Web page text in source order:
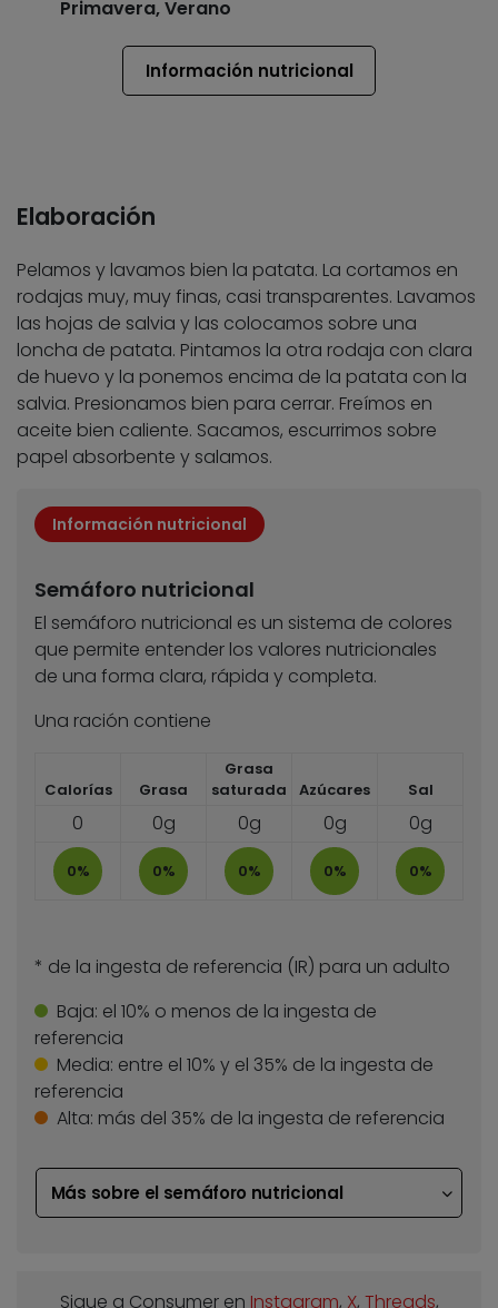
Primavera, Verano
Información nutricional
Elaboración
Pelamos y lavamos bien la patata. La cortamos en
rodajas muy, muy finas, casi transparentes. Lavamos
las hojas de salvia y las colocamos sobre una
loncha de patata. Pintamos la otra rodaja con clara
de huevo y la ponemos encima de la patata con la
salvia. Presionamos bien para cerrar. Freímos en
aceite bien caliente. Sacamos, escurrimos sobre
papel absorbente y salamos.
Información nutricional
Semáforo nutricional
El semáforo nutricional es un sistema de colores
que permite entender los valores nutricionales
de una forma clara, rápida y completa.
Una ración contiene
Calorías Grasa
Grasa
saturada
Azúcares Sal
0 0g 0g 0g 0g
0% 0% 0% 0% 0%
* de la ingesta de referencia (IR) para un adulto
Baja: el 10% o menos de la ingesta de
referencia
Media: entre el 10% y el 35% de la ingesta de
referencia
Alta: más del 35% de la ingesta de referencia
Más sobre el semáforo nutricional
Sigue a Consumer en Instagram, X, Threads,